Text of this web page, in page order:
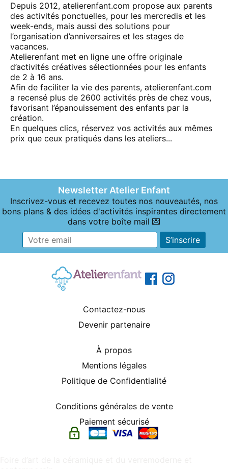
Depuis 2012, atelierenfant.com propose aux parents
des activités ponctuelles, pour les mercredis et les
week-ends, mais aussi des solutions pour
l’organisation d’anniversaires et les stages de
vacances.
Atelierenfant met en ligne une offre originale
d’activités créatives sélectionnées pour les enfants
de 2 à 16 ans.
Afin de faciliter la vie des parents, atelierenfant.com
a recensé plus de 2600 activités près de chez vous,
favorisant l’épanouissement des enfants par la
création.
En quelques clics, réservez vos activités aux mêmes
prix que ceux pratiqués dans les ateliers...
Newsletter Atelier Enfant
Inscrivez-vous et recevez toutes nos nouveautés, nos
bons plans & des idées d'activités inspirantes directement
dans votre boîte mail 💌
Contactez-nous
Devenir partenaire
À propos
Mentions légales
Politique de Confidentialité
Conditions générales de vente
Paiement sécurisé